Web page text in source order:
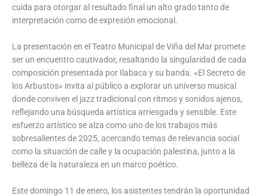
cuida para otorgar al resultado final un alto grado tanto de
interpretación como de expresión emocional.
La presentación en el Teatro Municipal de Viña del Mar promete
ser un encuentro cautivador, resaltando la singularidad de cada
composición presentada por Ilabaca y su banda. «El Secreto de
los Arbustos» invita al público a explorar un universo musical
donde conviven el jazz tradicional con ritmos y sonidos ajenos,
reflejando una búsqueda artística arriesgada y sensible. Este
esfuerzo artístico se alza como uno de los trabajos más
sobresalientes de 2025, acercando temas de relevancia social
como la situación de calle y la ocupación palestina, junto a la
belleza de la naturaleza en un marco poético.
Este domingo 11 de enero, los asistentes tendrán la oportunidad